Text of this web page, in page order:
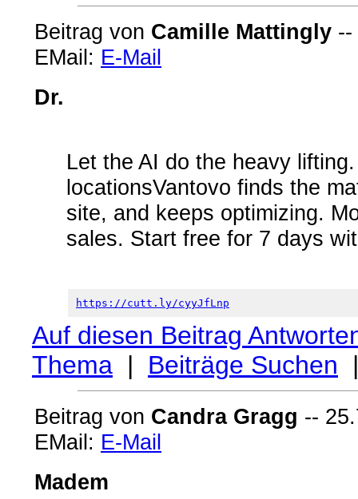
Beitrag von Camille Mattingly --
EMail: E-Mail
Dr.
Let the AI do the heavy
locationsVantovo finds the
site, and keeps optimizing.
sales. Start free for 7 days
https://cutt.ly/cyyJfLnp
Auf diesen Beitrag
Thema | Beiträge Suchen
Beitrag von Candra Gragg --
EMail: E-Mail
Madem